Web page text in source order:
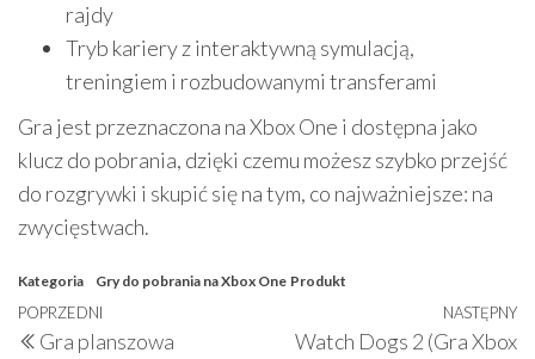
rajdy
Tryb kariery z interaktywną symulacją,
treningiem i rozbudowanymi transferami
Gra jest przeznaczona na Xbox One i dostępna jako
klucz do pobrania, dzięki czemu możesz szybko przejść
do rozgrywki i skupić się na tym, co najważniejsze: na
zwycięstwach.
Kategoria Gry do pobrania na Xbox One Produkt
Nawigacja
Poprzedni
wpis
POPRZEDNI
Gra planszowa
NASTĘPNY
Watch Dogs 2 (Gra Xbox